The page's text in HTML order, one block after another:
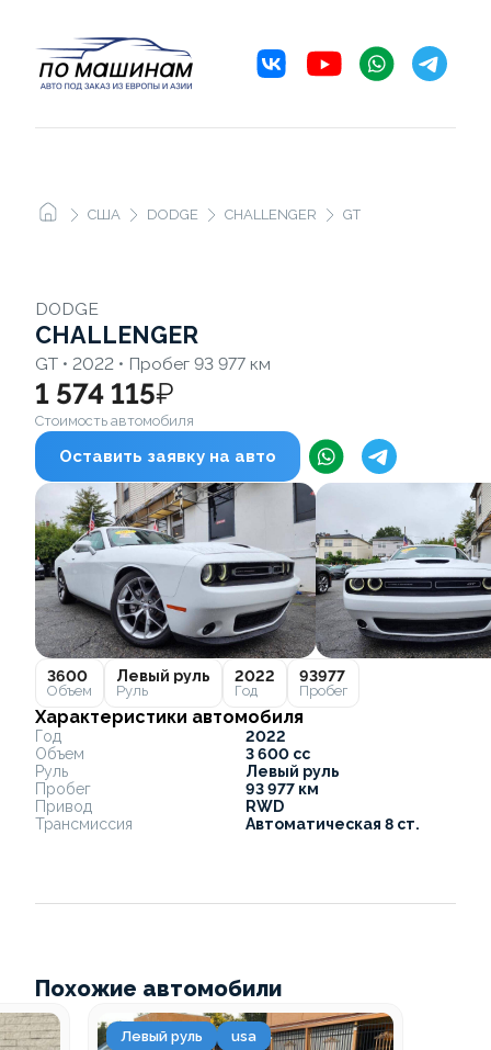
США DODGE CHALLENGER GT
DODGE
CHALLENGER
GT • 2022 • Пробег 93 977 км
1 574 115₽
Стоимость автомобиля
Оставить заявку на авто
3600
Объем
Левый руль
Руль
2022
Год
93977
Пробег
Характеристики автомобиля
Год
2022
Объем
3 600 cc
Руль
Левый руль
Пробег
93 977 км
Привод
RWD
Трансмиссия
Автоматическая 8 ст.
Похожие автомобили
Левый руль usa